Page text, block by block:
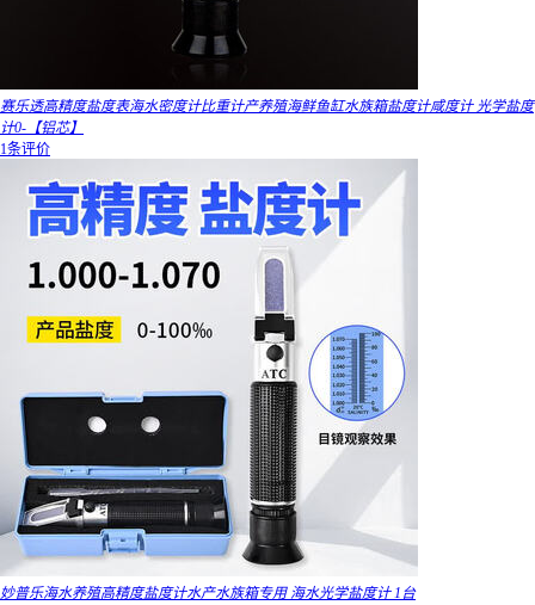
赛乐透高精度盐度表海水密度计比重计产养殖海鲜鱼缸水族箱盐度计咸度计 光学盐度
计0-【铝芯】
1条评价
妙普乐海水养殖高精度盐度计水产水族箱专用 海水光学盐度计 1台